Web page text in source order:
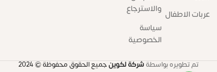
عربات الاطفال والاسترجاع
سياسة
الخصوصية
تم تطويره بواسطةشركة لكوينجميع الحقوق محفوظة© 2024